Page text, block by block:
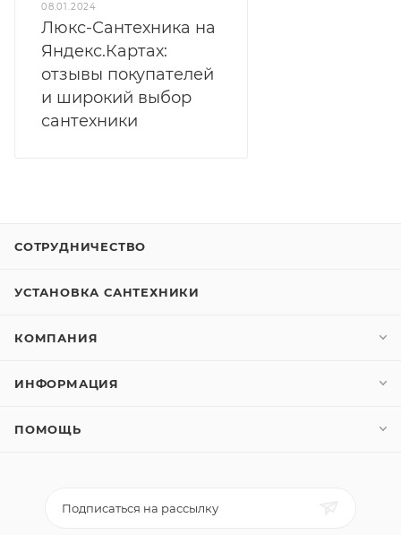
08.01.2024
Люкс-Сантехника на
Яндекс.Картах:
отзывы покупателей
и широкий выбор
сантехники
СОТРУДНИЧЕСТВО
УСТАНОВКА САНТЕХНИКИ
КОМПАНИЯ
ИНФОРМАЦИЯ
ПОМОЩЬ
Подписаться на рассылку